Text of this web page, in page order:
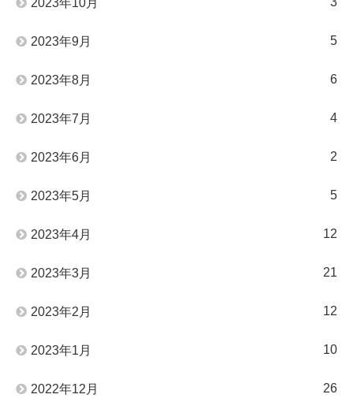
2023年10月
2023年9月 5
2023年8月 6
2023年7月 4
2023年6月 2
2023年5月 5
2023年4月 12
2023年3月 21
2023年2月 12
2023年1月 10
2022年12月 26